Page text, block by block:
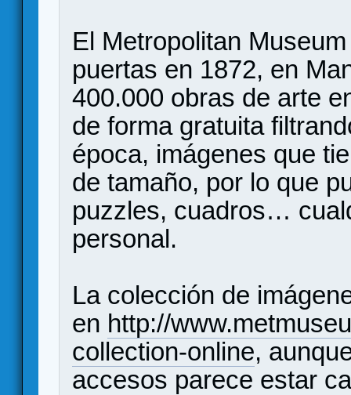
El Metropolitan
puertas en 1872, en
400.000 obras de arte
de forma gratuita
época, imágenes que
de tamaño, por lo que
puzzles, cuadros…
personal.
La colección de
en http://
collection-online,
accesos parece estar